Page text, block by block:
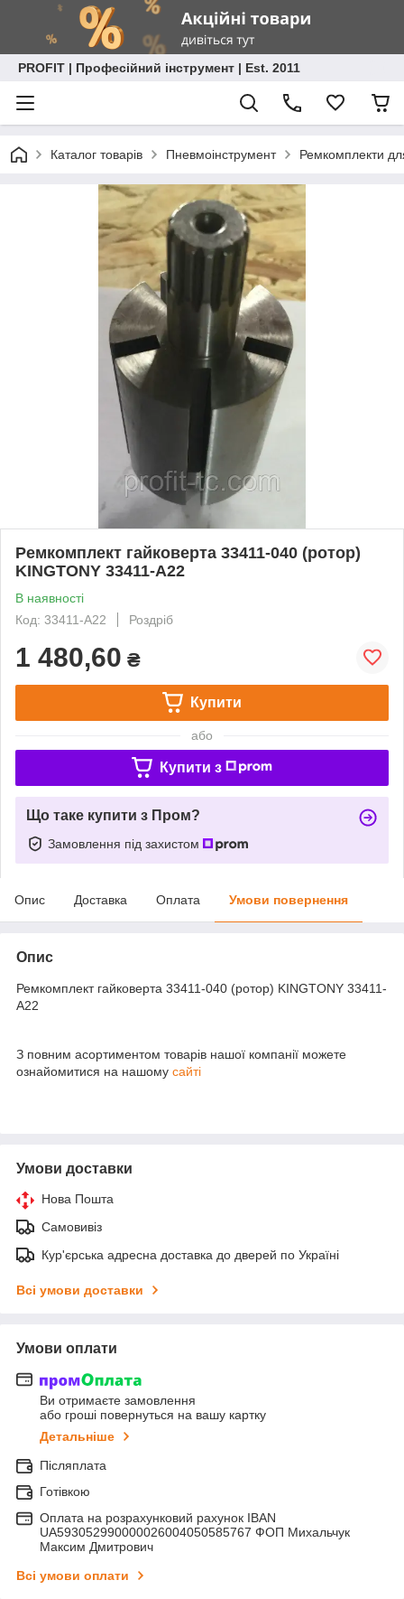
PROFIT | Професійний інструмент | Est. 2011
Каталог товарів Пневмоінструмент Ремкомплекти
Ремкомплект гайковерта 33411-040 (ротор)
KINGTONY 33411-A22
В наявності
Код: 33411-A22
Роздріб
1 480,60 ₴
Купити
або
Купити з
Що таке купити з Пром?
Замовлення під захистом
Опис Доставка Оплата Умови повернення
Опис
Ремкомплект гайковерта 33411-040 (ротор) KINGTONY 33411-
A22
З повним асортиментом товарів нашої компанії можете
ознайомитися на нашому сайті
Умови доставки
Нова Пошта
Самовивіз
Кур'єрська адресна доставка до дверей по Україні
Всі умови доставки
Умови оплати
Ви отримаєте замовлення
або гроші повернуться на вашу картку
Детальніше
Післяплата
Готівкою
Оплата на розрахунковий рахунок IBAN
UA593052990000026004050585767 ФОП Михальчук
Максим Дмитрович
Всі умови оплати